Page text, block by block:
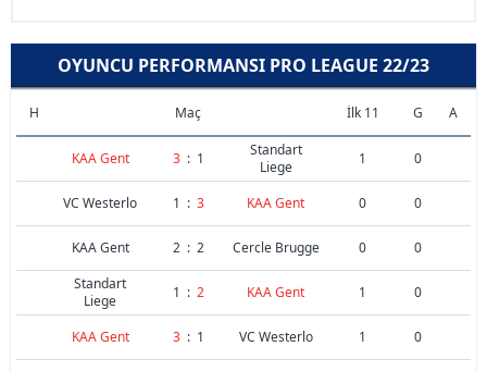
OYUNCU PERFORMANSI PRO LEAGUE 22/23
H Maç İlk 11 G A
KAA Gent 3 : 1
Standart
Liege
1 0
VC Westerlo 1 : 3 KAA Gent 0 0
KAA Gent 2 : 2 Cercle Brugge 0
0
Standart
Liege
1 : 2 KAA Gent 1 0
KAA Gent 3 : 1 VC Westerlo 1 0